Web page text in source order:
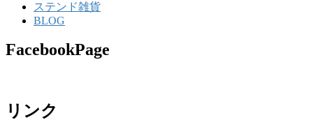
ステンド雑貨
BLOG
FacebookPage
リンク